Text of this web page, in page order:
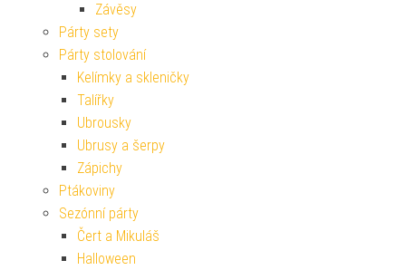
Závěsy
Párty sety
Párty stolování
Kelímky a skleničky
Talířky
Ubrousky
Ubrusy a šerpy
Zápichy
Ptákoviny
Sezónní párty
Čert a Mikuláš
Halloween